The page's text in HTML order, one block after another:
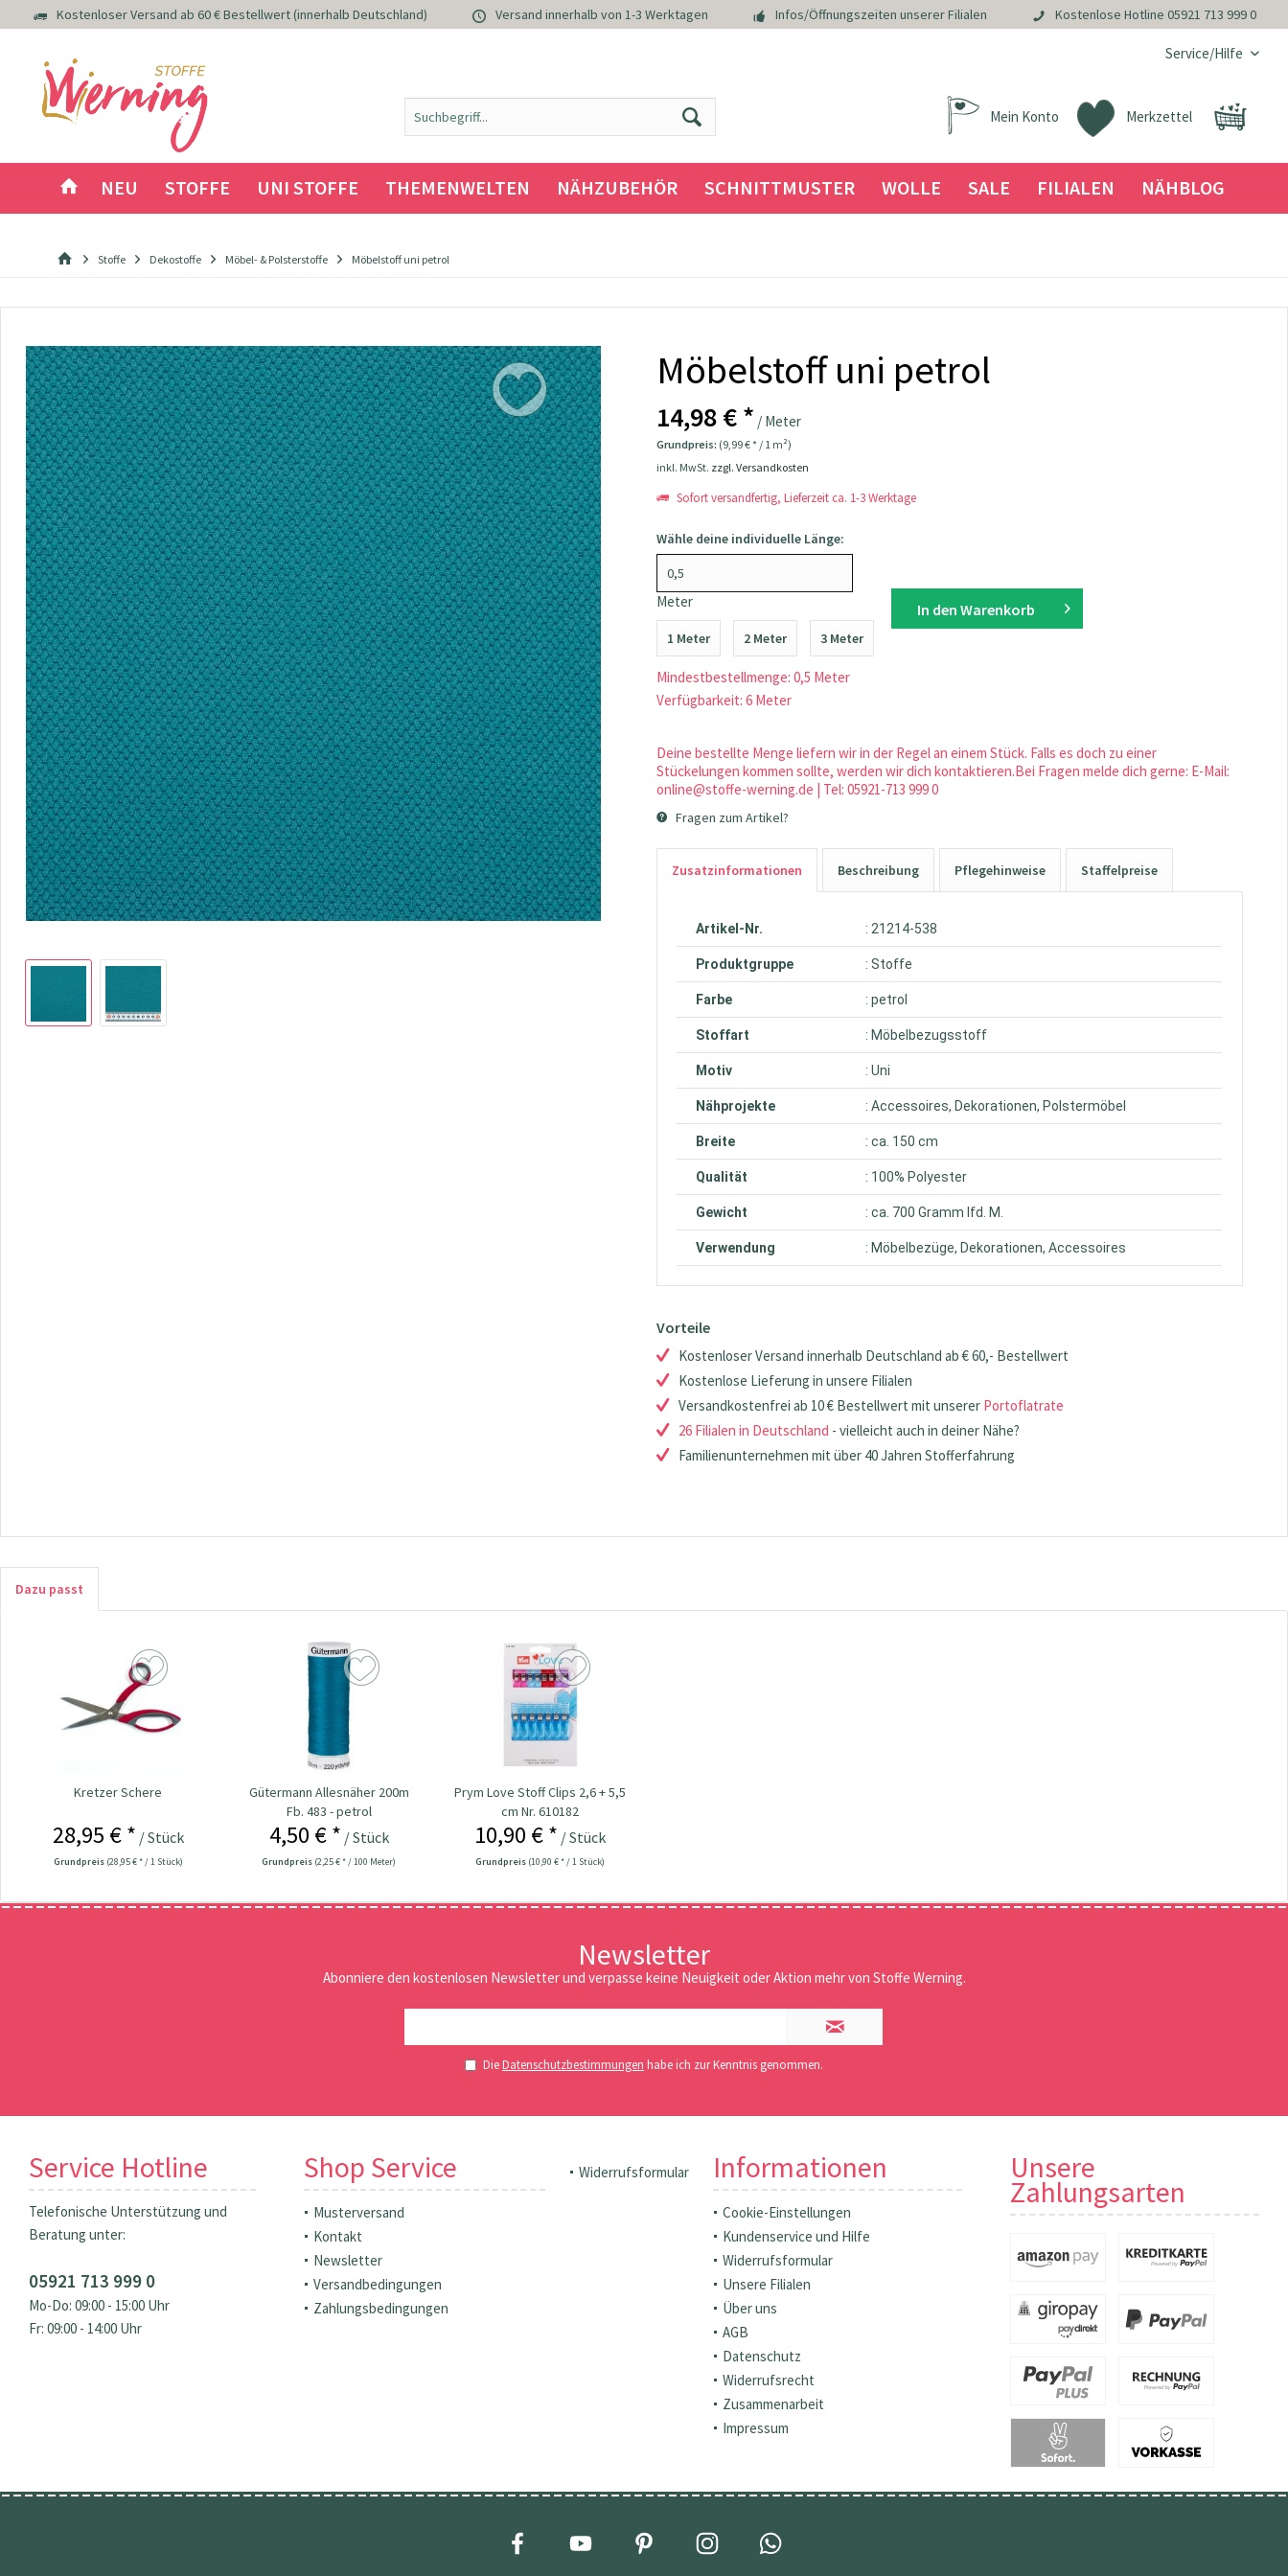
Kostenloser Versand ab 60 € Bestellwert (innerhalb Deutschland) Versand innerhalb von 1-3 Werktagen Infos/Öffnungszeiten unserer Filialen Kostenlose Hotline 05921 713 999 0
Service/Hilfe
Merkzettel
Mein Konto
NEU STOFFE UNI STOFFE THEMENWELTEN NÄHZUBEHÖR SCHNITTMUSTER WOLLE SALE FILIALEN NÄHBLOG
Stoffe Dekostoffe Möbel- & Polsterstoffe Möbelstoff uni petrol
Möbelstoff uni petrol
14,98 € * / Meter
Grundpreis: (9,99 € * / 1 m²)
inkl. MwSt. zzgl. Versandkosten
Sofort versandfertig, Lieferzeit ca. 1-3 Werktage
Wähle deine individuelle Länge:
Meter
1 Meter 2 Meter 3 Meter
Mindestbestellmenge: 0,5 Meter
Verfügbarkeit: 6 Meter
In den Warenkorb
Deine bestellte Menge liefern wir in der Regel an einem Stück. Falls es doch zu einer
Stückelungen kommen sollte, werden wir dich kontaktieren.Bei Fragen melde dich gerne: E-Mail:
online@stoffe-werning.de | Tel: 05921-713 999 0
Fragen zum Artikel?
Zusatzinformationen Beschreibung Pflegehinweise Staffelpreise
Artikel-Nr. : 21214-538
Produktgruppe : Stoffe
Farbe : petrol
Stoffart : Möbelbezugsstoff
Motiv : Uni
Nähprojekte : Accessoires, Dekorationen, Polstermöbel
Breite : ca. 150 cm
Qualität : 100% Polyester
Gewicht : ca. 700 Gramm lfd. M.
Verwendung : Möbelbezüge, Dekorationen, Accessoires
Vorteile
Kostenloser Versand innerhalb Deutschland ab € 60,- Bestellwert
Kostenlose Lieferung in unsere Filialen
Versandkostenfrei ab 10 € Bestellwert mit unserer Portoflatrate
26 Filialen in Deutschland - vielleicht auch in deiner Nähe?
Familienunternehmen mit über 40 Jahren Stofferfahrung
Dazu passt
Kretzer Schere
28,95 € * / Stück
Grundpreis (28,95 € * / 1 Stück)
Gütermann Allesnäher 200m
Fb. 483 - petrol
4,50 € * / Stück
Grundpreis (2,25 € * / 100 Meter)
Prym Love Stoff Clips 2,6 + 5,5
cm Nr. 610182
10,90 € * / Stück
Grundpreis (10,90 € * / 1 Stück)
Newsletter
Abonniere den kostenlosen Newsletter und verpasse keine Neuigkeit oder Aktion mehr von Stoffe Werning.
DieDatenschutzbestimmungen habe ich zur Kenntnis genommen.
Service Hotline
Telefonische Unterstützung und
Beratung unter:
05921 713 999 0
Mo-Do: 09:00 - 15:00 Uhr
Fr: 09:00 - 14:00 Uhr
Shop Service
Musterversand
Kontakt
Newsletter
Versandbedingungen
Zahlungsbedingungen
Widerrufsformular Informationen
Cookie-Einstellungen
Kundenservice und Hilfe
Widerrufsformular
Unsere Filialen
Über uns
AGB
Datenschutz
Widerrufsrecht
Zusammenarbeit
Impressum
Unsere
Zahlungsarten